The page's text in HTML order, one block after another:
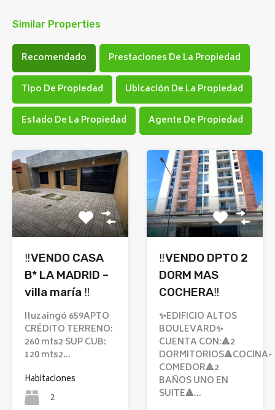
Similar Properties
Recomendado Prestaciones De La Propiedad
Tipo De Propiedad Ubicación De La Propiedad
Estado De La Propiedad Agente De Propiedad
‼️VENDO CASA
B* LA MADRID –
villa maría ‼️
Ituzaingó 659APTO
CRÉDITO TERRENO:
260 mts2 SUP CUB:
120 mts2…
Habitaciones
2
‼️VENDO DPTO 2
DORM MAS
COCHERA‼️
✨EDIFICIO ALTOS
BOULEVARD✨
CUENTA CON:🔺2
DORMITORIOS🔺COCINA-
COMEDOR🔺2
BAÑOS UNO EN
SUITE🔺…